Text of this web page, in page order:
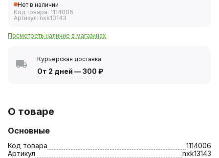
Нет в наличии
Код товара: 1114006
Артикул: nxk13143
Посмотреть наличие в магазинах
Курьерская доставка
От 2 дней —300 ₽
О товаре
Основные
Код товара
1114006
Артикул
nxk13143